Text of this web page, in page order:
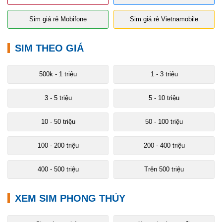
- Đặt làm sim giống biển số xe
- Là ngày sinh, ngày cưới, ngày lễ trọng đại của cá nhân
người dùng
- Làm sim theo phong thủy
- Làm sim là số nhà
- Đặt làm sim giống số chứng minh nhân dân.
Sim giá rẻ Mobifone Sim giá rẻ Vietnamobile
SIM THEO GIÁ
500k - 1 triệu 1 - 3 triệu
3 - 5 triệu 5 - 10 triệu
10 - 50 triệu 50 - 100 triệu
100 - 200 triệu 200 - 400 triệu
400 - 500 triệu Trên 500 triệu
XEM SIM PHONG THỦY